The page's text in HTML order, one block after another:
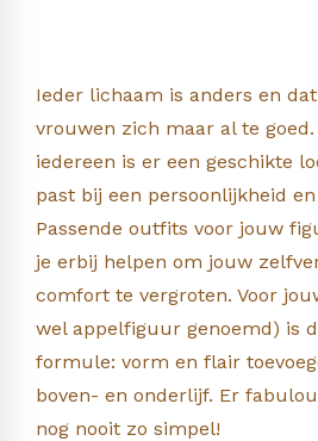
Ieder lichaam is anders en
vrouwen zich maar al te
iedereen is er een geschikte
past bij een persoonlijkheid
Passende outfits voor jouw
je erbij helpen om jouw
comfort te vergroten. Voor
wel appelfiguur genoemd) is
formule: vorm en flair
boven- en onderlijf. Er
nog nooit zo simpel!